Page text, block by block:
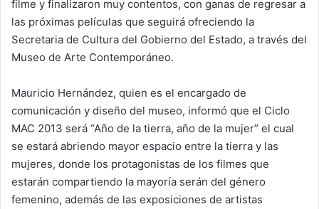
filme y finalizaron muy contentos, con ganas de regresar a
las próximas películas que seguirá ofreciendo la
Secretaria de Cultura del Gobierno del Estado, a través del
Museo de Arte Contemporáneo.
Mauricio Hernández, quien es el encargado de
comunicación y diseño del museo, informó que el Ciclo
MAC 2013 será “Año de la tierra, año de la mujer” el cual
se estará abriendo mayor espacio entre la tierra y las
mujeres, donde los protagonistas de los filmes que
estarán compartiendo la mayoría serán del género
femenino, además de las exposiciones de artistas